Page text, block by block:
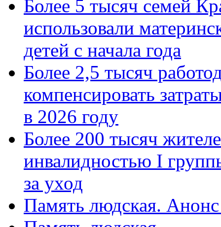
Более 5 тысяч семей
использовали
детей с начала года
Более 2,5 тысяч
компенсировать
в 2026 году
Более 200 тысяч
инвалидностью I
за уход
Память людская.